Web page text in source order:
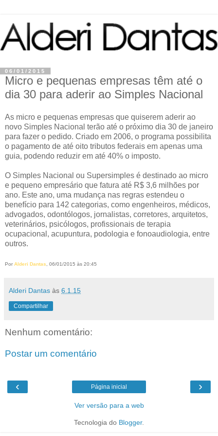
06/01/2015
Micro e pequenas empresas têm até o
dia 30 para aderir ao Simples Nacional
As micro e pequenas empresas que quiserem aderir ao
novo Simples Nacional terão até o próximo dia 30 de janeiro
para fazer o pedido. Criado em 2006, o programa possibilita
o pagamento de até oito tributos federais em apenas uma
guia, podendo reduzir em até 40% o imposto.
O Simples Nacional ou Supersimples é destinado ao micro
e pequeno empresário que fatura até R$ 3,6 milhões por
ano. Este ano, uma mudança nas regras estendeu o
benefício para 142 categorias, como engenheiros, médicos,
advogados, odontólogos, jornalistas, corretores, arquitetos,
veterinários, psicólogos, profissionais de terapia
ocupacional, acupuntura, podologia e fonoaudiologia, entre
outros.
Por Alderi Dantas, 06/01/2015 às 20:45
Alderi Dantas às 6.1.15
Compartilhar
Nenhum comentário:
Postar um comentário
‹ ›
Página inicial
Ver versão para a web
Tecnologia do Blogger.